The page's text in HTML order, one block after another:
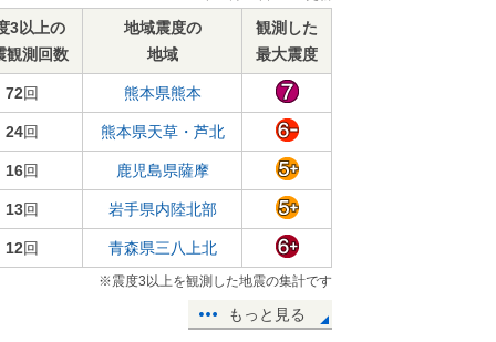
3以上の
観測回数
地域震度の
地域
観測した
最大震度
72回 熊本県熊本
24回 熊本県天草・芦北
16回 鹿児島県薩摩
13回 岩手県内陸北部
12回 青森県三八上北
※震度3以上を観測した地震の集計です
もっと見る